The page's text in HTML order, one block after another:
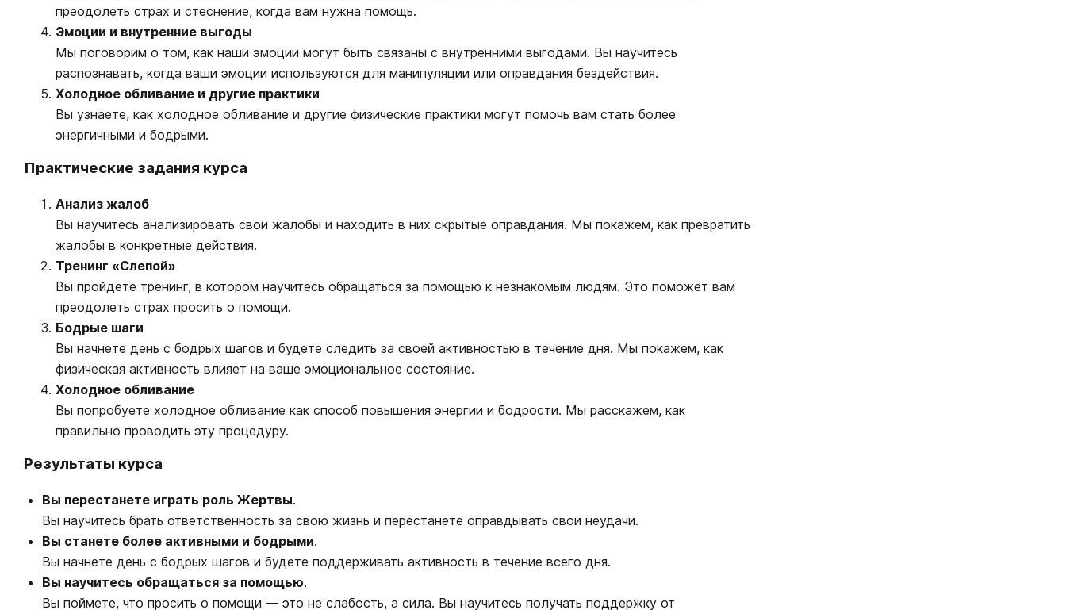
преодолеть страх и стеснение, когда вам нужна помощь.
Эмоции и внутренние выгоды
Мы поговорим о том, как наши эмоции могут быть связаны с внутренними выгодами. Вы научитесь
распознавать, когда ваши эмоции используются для манипуляции или оправдания бездействия.
Холодное обливание и другие практики
Вы узнаете, как холодное обливание и другие физические практики могут помочь вам стать более
энергичными и бодрыми.
Практические задания курса
Анализ жалоб
Вы научитесь анализировать свои жалобы и находить в них скрытые оправдания. Мы покажем, как превратить
жалобы в конкретные действия.
Тренинг «Слепой»
Вы пройдете тренинг, в котором научитесь обращаться за помощью к незнакомым людям. Это поможет вам
преодолеть страх просить о помощи.
Бодрые шаги
Вы начнете день с бодрых шагов и будете следить за своей активностью в течение дня. Мы покажем, как
физическая активность влияет на ваше эмоциональное состояние.
Холодное обливание
Вы попробуете холодное обливание как способ повышения энергии и бодрости. Мы расскажем, как
правильно проводить эту процедуру.
Результаты курса
Вы перестанете играть роль Жертвы.
Вы научитесь брать ответственность за свою жизнь и перестанете оправдывать свои неудачи.
Вы станете более активными и бодрыми.
Вы начнете день с бодрых шагов и будете поддерживать активность в течение всего дня.
Вы научитесь обращаться за помощью.
Вы поймете, что просить о помощи — это не слабость, а сила. Вы научитесь получать поддержку от